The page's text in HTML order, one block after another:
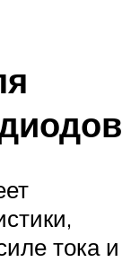
тока и